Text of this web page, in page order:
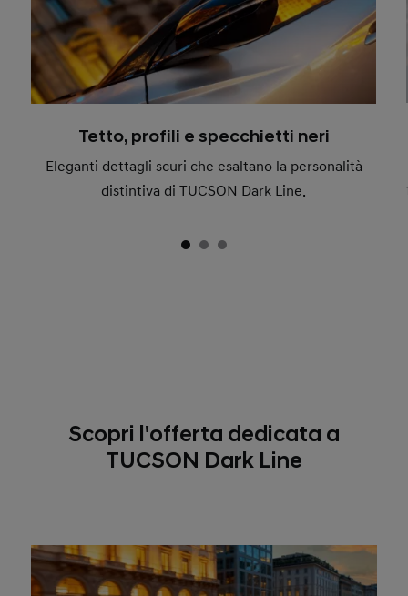
Tetto, profili e specchietti neri
Eleganti dettagli scuri che esaltano la personalità
distintiva di TUCSON Dark Line.
Scopri l'offerta dedicata a
TUCSON Dark Line